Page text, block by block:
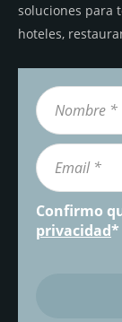
soluciones para
hoteles,
Confirmo
privacidad*